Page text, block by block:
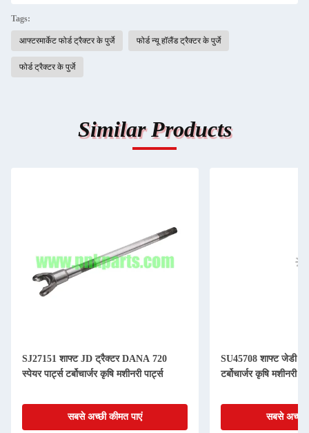
Tags:
आफ्टरमार्केट फोर्ड ट्रैक्टर के पुर्जे फोर्ड न्यू हॉलैंड ट्रैक्टर के पुर्जे
फोर्ड ट्रैक्टर के पुर्जे
Similar Products
SJ27151 शाफ्ट JD ट्रैक्टर DANA 720
स्पेयर पार्ट्स टर्बोचार्जर कृषि मशीनरी पार्ट्स
सबसे अच्छी कीमत पाएं
SU45708 शाफ्ट जेडी
टर्बोचार्जर कृषि मशीनरी
सबसे अच्छी